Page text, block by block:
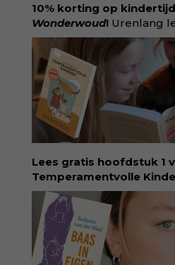
kiind.nl/rolinde
10% korting op
Wonderwoud! Urenlang
voor dromers, doeners
Wonderwoud is het
antwoord op alle snelle
boekjes en hapsnap-
kindertijdschrift van
kunde voor taal, beeld
spat van elke pagina. Dat
kind. Abonneer via
wonderwoud.nl/
korting met code:
KIIND10
Lees gratis hoofdstuk 1
Temperamentvolle
van pedagoog Eva
Temperamentvolle
aan kennis en ervaring.
verkochte exemplaren
bestseller, waarmee Eva